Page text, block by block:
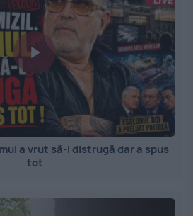
a vrut să-l distrugă dar a spus
tot